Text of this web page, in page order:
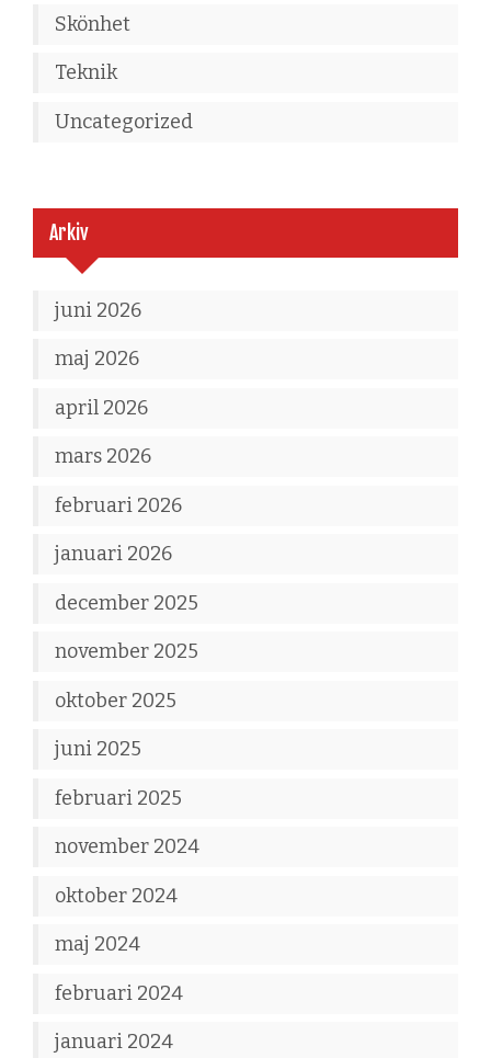
Skönhet
Teknik
Uncategorized
Arkiv
juni 2026
maj 2026
april 2026
mars 2026
februari 2026
januari 2026
december 2025
november 2025
oktober 2025
juni 2025
februari 2025
november 2024
oktober 2024
maj 2024
februari 2024
januari 2024